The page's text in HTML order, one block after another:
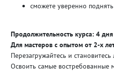
сможете уверенно
Продолжительность курса: 4 дня
Для мастеров с опытом от 2-х
Перезагружайтесь и
Освоить самые востребованные